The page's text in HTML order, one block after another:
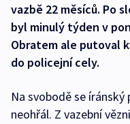
vazbě 22 měsíců. Po
byl minulý týden v
Obratem ale putoval
do policejní cely.
Na svobodě se
neohřál. Z vazební